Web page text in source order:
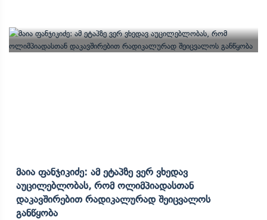
Მაია Ფანჯიკიძე: Ამ Ეტაპზე Ვერ Ვხედავ
Აუცილებლობას, Რომ Ოლიმპიადასთან
Დაკავშირებით Რადიკალურად Შეიცვალოს
Განწყობა